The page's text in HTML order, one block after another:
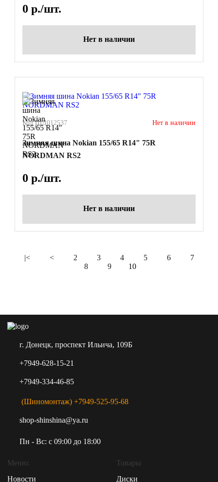
0 р./шт.
Нет в наличии
Код ШД012537 Нет в наличии
Зимняя шина Nokian 155/65 R14" 75R
NORDMAN RS2
0 р./шт.
Нет в наличии
|< < 2 3 4 5 6
7
8
9 10
г. Донецк, проспект Ильича, 109Б
+7949-628-15-21
+7949-334-46-85
(Шиномонтаж) +7949-525-95-68
shop-shinshina@ya.ru
Пн - Вс: c 09:00 до 18:00
Меню:
Новости
Товары
Диски